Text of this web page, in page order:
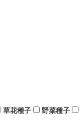
草花種子 野菜種子